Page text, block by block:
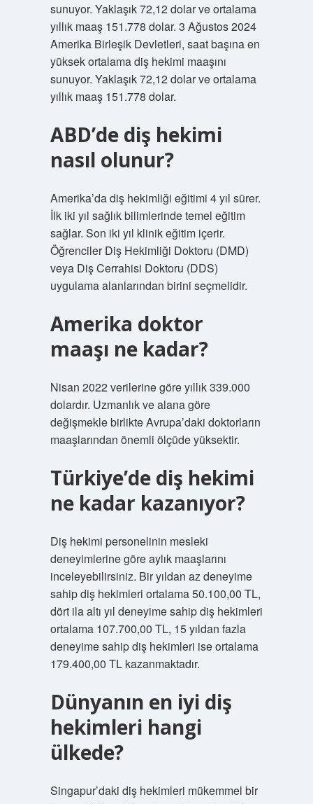
sunuyor. Yaklaşık 72,12 dolar ve ortalama
yıllık maaş 151.778 dolar. 3 Ağustos 2024
Amerika Birleşik Devletleri, saat başına en
yüksek ortalama diş hekimi maaşını
sunuyor. Yaklaşık 72,12 dolar ve ortalama
yıllık maaş 151.778 dolar.
ABD’de diş hekimi
nasıl olunur?
Amerika’da diş hekimliği eğitimi 4 yıl sürer.
İlk iki yıl sağlık bilimlerinde temel eğitim
sağlar. Son iki yıl klinik eğitim içerir.
Öğrenciler Diş Hekimliği Doktoru (DMD)
veya Diş Cerrahisi Doktoru (DDS)
uygulama alanlarından birini seçmelidir.
Amerika doktor
maaşı ne kadar?
Nisan 2022 verilerine göre yıllık 339.000
dolardır. Uzmanlık ve alana göre
değişmekle birlikte Avrupa’daki doktorların
maaşlarından önemli ölçüde yüksektir.
Türkiye’de diş hekimi
ne kadar kazanıyor?
Diş hekimi personelinin mesleki
deneyimlerine göre aylık maaşlarını
inceleyebilirsiniz. Bir yıldan az deneyime
sahip diş hekimleri ortalama 50.100,00 TL,
dört ila altı yıl deneyime sahip diş hekimleri
ortalama 107.700,00 TL, 15 yıldan fazla
deneyime sahip diş hekimleri ise ortalama
179.400,00 TL kazanmaktadır.
Dünyanın en iyi diş
hekimleri hangi
ülkede?
Singapur’daki diş hekimleri mükemmel bir